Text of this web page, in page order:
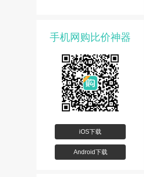
手机网购比价神器
iOS下载
Android下载